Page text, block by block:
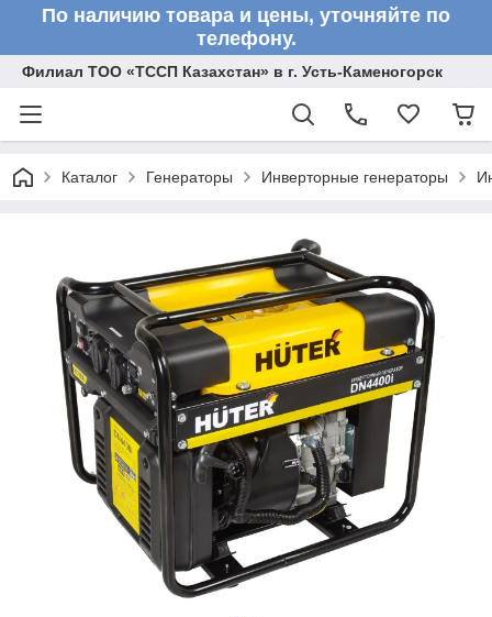
По наличию товара и цены, уточняйте по
телефону.
Филиал ТОО «ТССП Казахстан» в г. Усть-Каменогорск
Каталог Генераторы Инверторные генераторы